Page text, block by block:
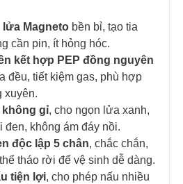
lửa Magneto bền bỉ, tạo tia
cần pin, ít hỏng hóc.
kết hợp PEP đồng nguyên
đều, tiết kiệm gas, phù hợp
xuyên.
không gỉ, cho ngọn lửa xanh,
đen, không ám đáy nồi.
độc lập 5 chân, chắc chắn,
tháo rời để vệ sinh dễ dàng.
tiện lợi, cho phép nấu nhiều